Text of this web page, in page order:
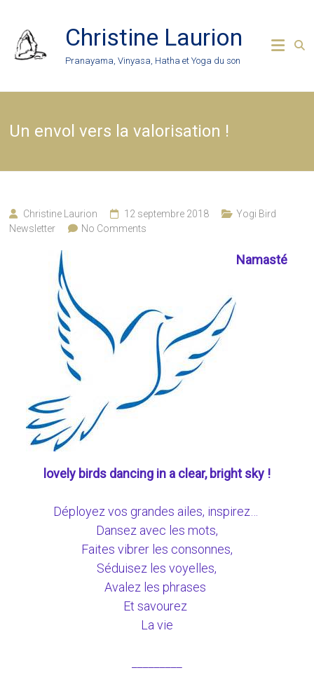
content
Christine Laurion
Pranayama, Vinyasa, Hatha et Yoga du son
Un envol vers la valorisation !
Christine Laurion 12 septembre 2018
Yogi Bird
Newsletter
No Comments
Namasté
lovely birds dancing in a clear, bright sky !
Déployez vos grandes ailes, inspirez…
Dansez avec les mots,
Faites vibrer les consonnes,
Séduisez les voyelles,
Avalez les phrases
Et savourez
La vie